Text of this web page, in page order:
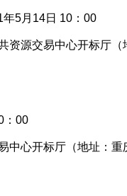
5月14日 10：00
源交易中心开标厅（
00
心开标厅（地址：重